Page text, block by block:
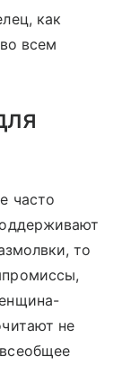
как
всем
часто
то
не